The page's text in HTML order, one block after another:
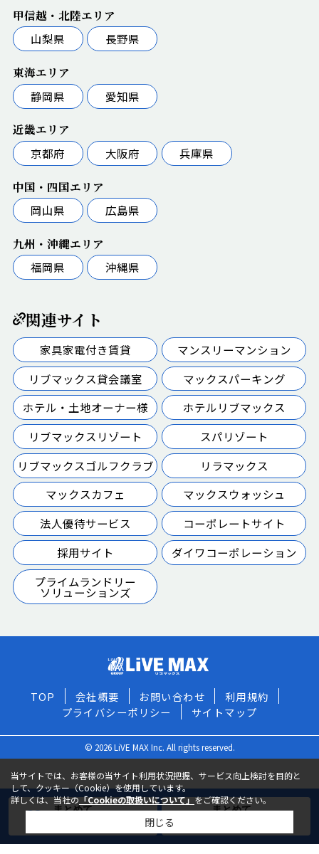
まとめて
まとめて
甲信越・北陸エリア
山梨県
長野県
東海エリア
静岡県
愛知県
近畿エリア
京都府
大阪府 兵庫県
中国・四国エリア
岡山県
広島県
九州・沖縄エリア
福岡県
沖縄県
関連サイト
家具家電付き賃貸
マンスリーマンション
リブマックス貸会議室
マックスパーキング
ホテル・土地オーナー様
ホテルリブマックス
リブマックスリゾート
スパリゾート
リブマックスゴルフクラブ
リラマックス
マックスカフェ
マックスウォッシュ
法人優待サービス
コーポレートサイト
採用サイト
ダイワコーポレーション
プライムランドリー
ソリューションズ
TOP 会社概要 お問い合わせ
利用規約
プライバシーポリシー
サイトマップ
© 2026 LiVE MAX Inc. All rights reserved.
当サイトでは、お客様の当サイト利用状況把握、サービス向上検討を目的と
して、クッキー（Cookie）を使用しています。
詳しくは、当社の「Cookieの取扱いについて」をご確認ください。
閉じる